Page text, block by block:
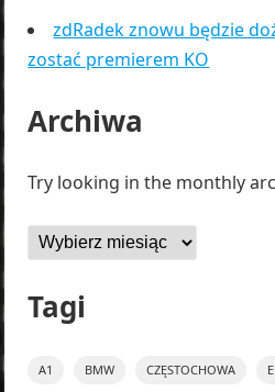
zdRadek znowu będzie
zostać premierem KO
Archiwa
Try looking in the monthly
Archiwa
Tagi
A1 BMW CZĘSTOCHOWA